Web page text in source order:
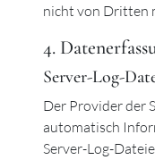
nicht von Dritten
4.
Server-Log-
Der Provider der
automatisch
Server-Log-